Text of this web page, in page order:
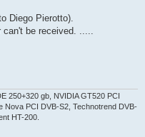
Diego Pierotto).
can't be received. .....
250+320 gb, NVIDIA GT520 PCI
Nova PCI DVB-S2, Technotrend DVB-
HT-200.